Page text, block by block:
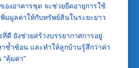
องอาคารชุด จะช่วยยืดอายุการใช้
มมูลค่าให้กับทรัพย์สินในระยะยาว
ดี ยังช่วยสร้างบรรยากาศการอยู่
ซ้ำซ้อน และทำให้ลูกบ้านรู้สึกว่าค่า
คุ้มค่า”